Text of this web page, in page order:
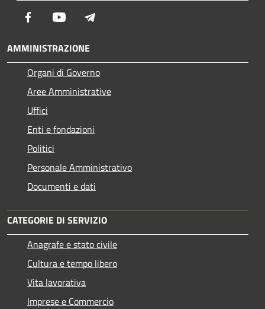
Facebook Youtube
AMMINISTRAZIONE
Organi di Governo
Aree Amministrative
Uffici
Enti e fondazioni
Politici
Personale Amministrativo
Documenti e dati
CATEGORIE DI SERVIZIO
Anagrafe e stato civile
Cultura e tempo libero
Vita lavorativa
Imprese e Commercio